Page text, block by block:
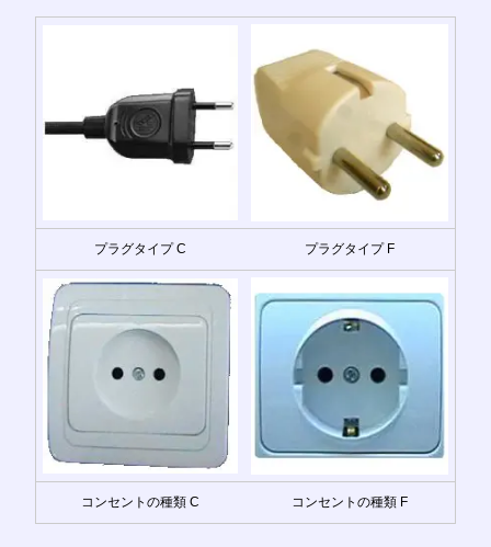
プラグタイプ C プラグタイプ F
コンセントの種類 C コンセントの種類 F